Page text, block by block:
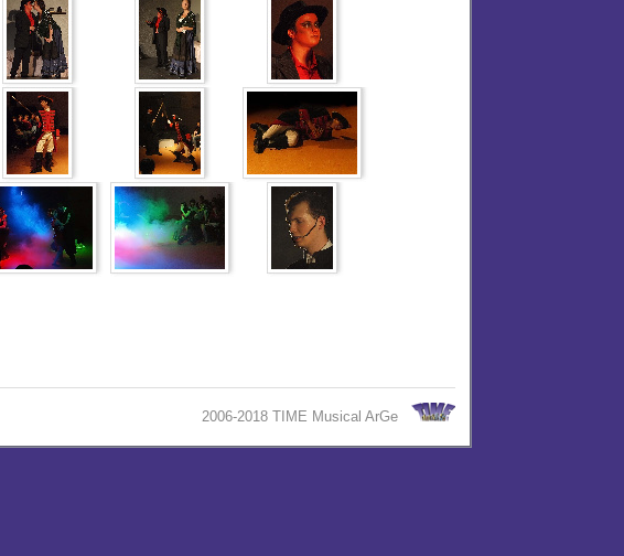
2006-2018 TIME Musical ArGe